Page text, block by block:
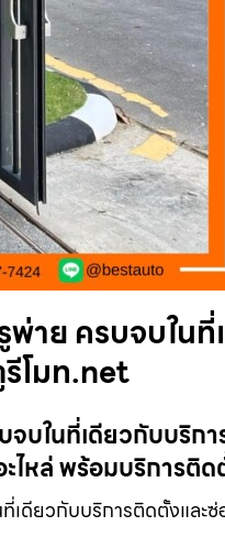
าย ครบจบใน
โมท.net
บในที่เดียวกับบริก
ไหล่ พร้อมบริการติ
ดียวกับบริการติดตั้งและซ่